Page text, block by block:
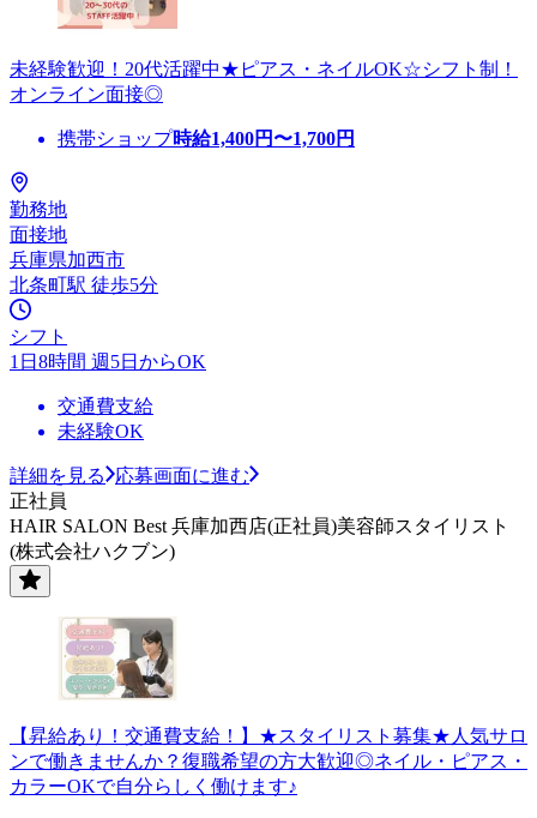
未経験歓迎！20代活躍中★ピアス・ネイルOK☆シフト制！
オンライン面接◎
携帯ショップ時給1,400円〜1,700円
勤務地
面接地
兵庫県加西市
北条町駅 徒歩5分
シフト
1日8時間 週5日からOK
交通費支給
未経験OK
詳細を見る
応募画面に進む
正社員
HAIR SALON Best 兵庫加西店(正社員)美容師スタイリスト
(株式会社ハクブン)
【昇給あり！交通費支給！】★スタイリスト募集★人気サロ
ンで働きませんか？復職希望の方大歓迎◎ネイル・ピアス・
カラーOKで自分らしく働けます♪